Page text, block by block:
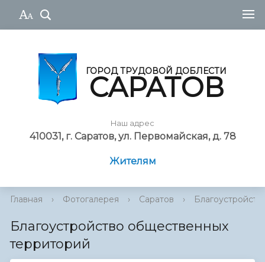
ГОРОД ТРУДОВОЙ ДОБЛЕСТИ
САРАТОВ
Наш адрес
410031, г. Саратов, ул. Первомайская, д. 78
Жителям
Главная › Фотогалерея › Саратов ›
Благоустройство общественных
территорий